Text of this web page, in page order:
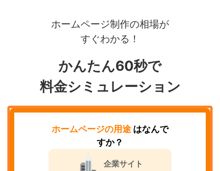
ホームページ制作の相場が
すぐわかる！
かんたん60秒で
料金シミュレーション
ホームページの用途 はなんで
すか？
企業サイト